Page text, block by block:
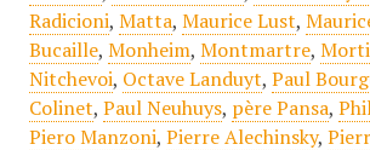
Radicioni, Matta, Maurice Lust,
Bucaille, Monheim, Montmartre,
Nitchevoi, Octave Landuyt, Paul
Colinet, Paul Neuhuys, père Pansa,
Piero Manzoni, Pierre Alechinsky,